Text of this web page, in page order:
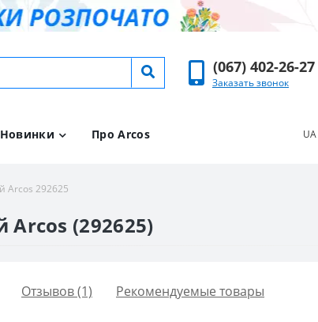
(067) 402-26-27
Заказать звонок
Новинки Про Arcos UA
Arcos 292625
(292625)
Отзывов (1) Рекомендуемые товары